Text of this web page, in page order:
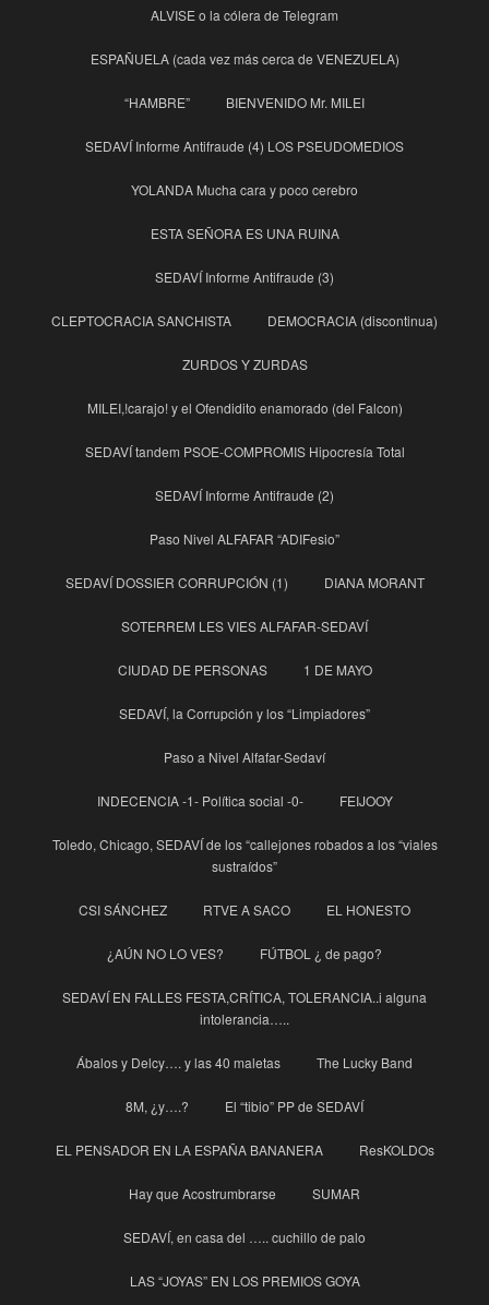
ALVISE o la cólera de Telegram
ESPAÑUELA (cada vez más cerca de VENEZUELA)
“HAMBRE” BIENVENIDO Mr. MILEI
SEDAVÍ Informe Antifraude (4) LOS PSEUDOMEDIOS
YOLANDA Mucha cara y poco cerebro
ESTA SEÑORA ES UNA RUINA
SEDAVÍ Informe Antifraude (3)
CLEPTOCRACIA SANCHISTA DEMOCRACIA (discontinua)
ZURDOS Y ZURDAS
MILEI,!carajo! y el Ofendidito enamorado (del Falcon)
SEDAVÍ tandem PSOE-COMPROMIS Hipocresía Total
SEDAVÍ Informe Antifraude (2)
Paso Nivel ALFAFAR “ADIFesio”
SEDAVÍ DOSSIER CORRUPCIÓN (1) DIANA MORANT
SOTERREM LES VIES ALFAFAR-SEDAVÍ
CIUDAD DE PERSONAS 1 DE MAYO
SEDAVÍ, la Corrupción y los “Limpiadores”
Paso a Nivel Alfafar-Sedaví
INDECENCIA -1- Política social -0- FEIJOOY
Toledo, Chicago, SEDAVÍ de los “callejones robados a los “viales
sustraídos”
CSI SÁNCHEZ RTVE A SACO EL HONESTO
¿AÚN NO LO VES? FÚTBOL ¿ de pago?
SEDAVÍ EN FALLES FESTA,CRÍTICA, TOLERANCIA..i alguna
intolerancia…..
Ábalos y Delcy…. y las 40 maletas The Lucky Band
8M, ¿y….? El “tibio” PP de SEDAVÍ
EL PENSADOR EN LA ESPAÑA BANANERA ResKOLDOs
Hay que Acostrumbrarse SUMAR
SEDAVÍ, en casa del ….. cuchillo de palo
LAS “JOYAS” EN LOS PREMIOS GOYA